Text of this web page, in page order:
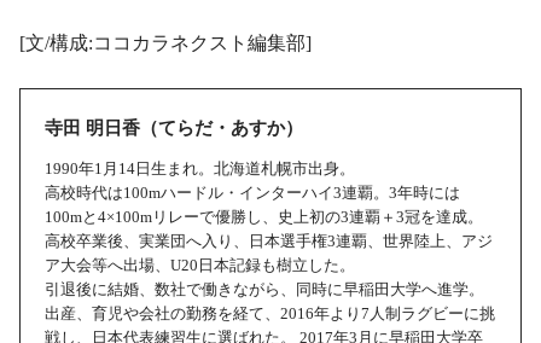
[文/構成:ココカラネクスト編集部]
寺田 明日香（てらだ・あすか）
1990年1月14日生まれ。北海道札幌市出身。
高校時代は100mハードル・インターハイ3連覇。3年時には
100mと4×100mリレーで優勝し、史上初の3連覇＋3冠を達成。
高校卒業後、実業団へ入り、日本選手権3連覇、世界陸上、アジ
ア大会等へ出場、U20日本記録も樹立した。
引退後に結婚、数社で働きながら、同時に早稲田大学へ進学。
出産、育児や会社の勤務を経て、2016年より7人制ラグビーに挑
戦し、日本代表練習生に選ばれた。 2017年3月に早稲田大学卒